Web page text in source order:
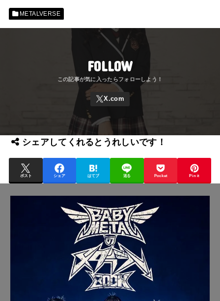
METALVERSE
FOLLOW
シェアしてくれるとうれしいです！
ポスト シェア はてブ 送る Pocket Pin it